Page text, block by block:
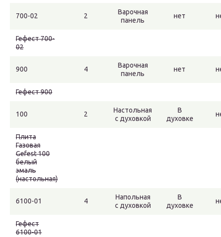
700-02 2
Варочная
панель
нет
Гефест 700-
02
900 4
Варочная
панель
нет
Гефест 900
100 2
Настольная
с духовкой
В
духовке
Плита
Газовая
Gefest 100
белый
эмаль
(настольная)
6100-01 4
Напольная
с духовкой
В
духовке
Гефест
6100-01